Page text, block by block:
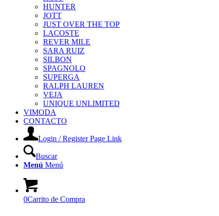
HUNTER
JOTT
JUST OVER THE TOP
LACOSTE
REVER MILE
SARA RUIZ
SILBON
SPAGNOLO
SUPERGA
RALPH LAUREN
VEJA
UNIQUE UNLIMITED
VIMODA
CONTACTO
Login / Register Page Link
Buscar
Menú Menú
0Carrito de Compra